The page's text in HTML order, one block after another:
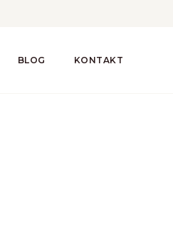
BLOG KONTAKT